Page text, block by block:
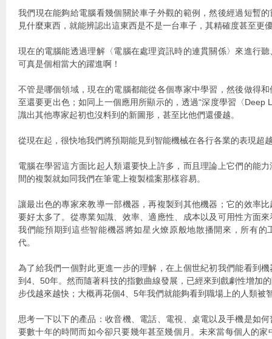
我們現在能夠給電腦看幾個關於車子外觀的範例，然後經過短暫
見什麼東西，就能辨認出這東西是不是一台車子，其精確度甚至更
現在的電腦能透過理解〈電腦在處理資訊時的連貫關係〉來進行
可真是個相當大的躍進啊！
不管是哪個領域，現在的電腦都能從各個專家中學習，然後做得
至還要更出色；如同上一個應用所顯示的，透過“深度學習〈Deep
識出其他專家起初也沒料到的新圖形，甚至比他們還優越。
從現在起，很快地我們將預期能見到智能機械在各行各業的表現超
電腦在學習這方面比起人類還要快上許多，而且理論上它們的能
間的複製就如同我們在筆電上複製檔案那樣容易。
讓最出色的專家來教導一部機器，再複製到其他機器；它的效率
要好太多了。從專業知識、效率、適應性、成本以及可用性方面
我們能預期到這些智能機器將如星火燎原般地散播開來，所有的
代。
為了給我們一個對此更進一步的理解，在上個世紀初我們能看到
到4、50年。然而隨著科技的指數曲線發展，已經來到戲劇性增加
步伐越來越快；大概再花個4、5年我們就能夠看到職場上的人類被
思考一下以下的產品：收音機、電話、電視、桌電以及手機是如
要數十年的時間而如今卻只要幾年甚至幾個月。未來當每個人的